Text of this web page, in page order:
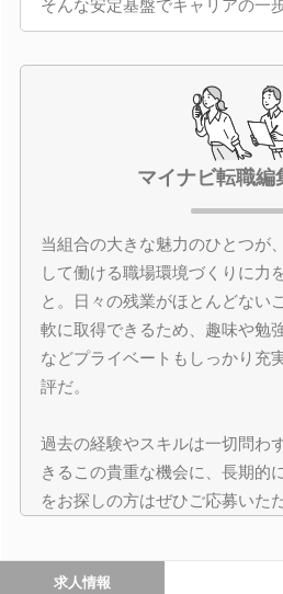
そんな安定基盤でキャリアの一
マイナビ転職編
当組合の大きな魅力のひとつが
して働ける職場環境づくりに力
と。日々の残業がほとんどない
軟に取得できるため、趣味や勉
などプライベートもしっかり充
評だ。
過去の経験やスキルは一切問わ
きるこの貴重な機会に、長期的
をお探しの方はぜひご応募いた
求人情報